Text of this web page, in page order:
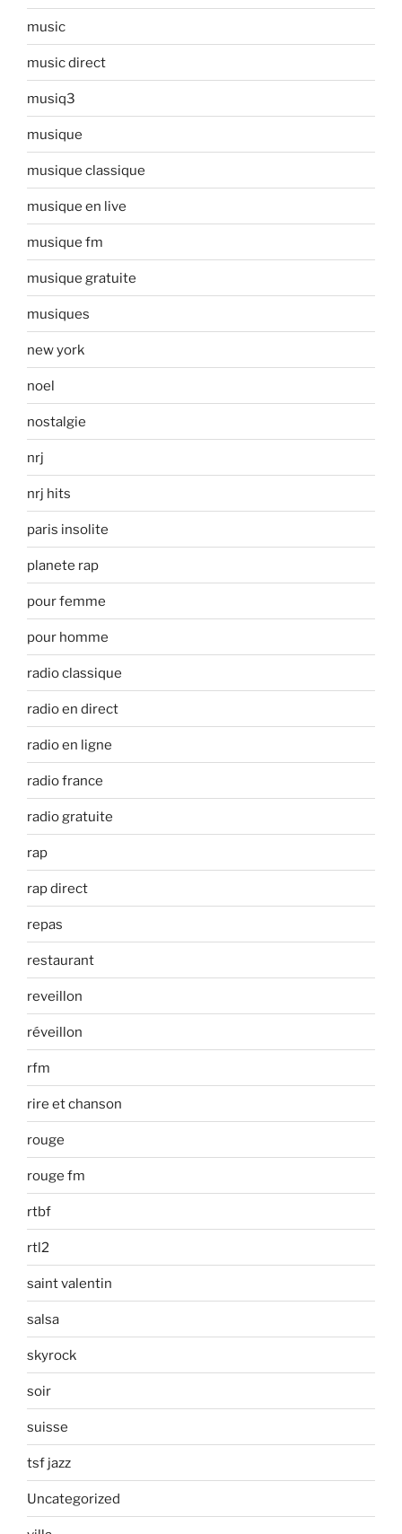
music
music direct
musiq3
musique
musique classique
musique en live
musique fm
musique gratuite
musiques
new york
noel
nostalgie
nrj
nrj hits
paris insolite
planete rap
pour femme
pour homme
radio classique
radio en direct
radio en ligne
radio france
radio gratuite
rap
rap direct
repas
restaurant
reveillon
réveillon
rfm
rire et chanson
rouge
rouge fm
rtbf
rtl2
saint valentin
salsa
skyrock
soir
suisse
tsf jazz
Uncategorized